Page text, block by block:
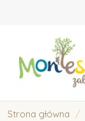
Strona główna